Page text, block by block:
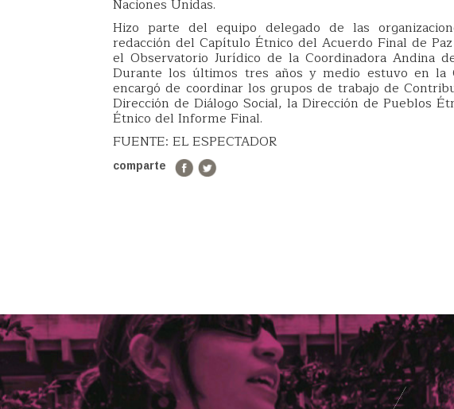
Naciones Unidas.
Hizo parte del equipo delegado de las
redacción del Capítulo Étnico del Acuerdo Final de
el Observatorio Jurídico de la Coordinadora Andina
Durante los últimos tres años y medio estuvo en la
encargó de coordinar los grupos de trabajo de
Dirección de Diálogo Social, la Dirección de Pueblos
Étnico del Informe Final.
FUENTE: EL ESPECTADOR
comparte